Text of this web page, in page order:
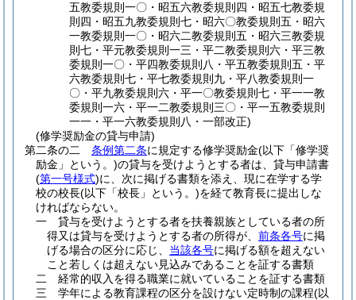
五教委規則一〇・昭五六教委規則四・昭五七教委規
則四・昭五九教委規則七・昭六〇教委規則五・昭六
一教委規則一〇・昭六二教委規則五・昭六三教委規
則七・平元教委規則一三・平二教委規則六・平三教
委規則一〇・平四教委規則八・平五教委規則五・平
六教委規則七・平七教委規則九・平八教委規則一
〇・平九教委規則六・平一〇教委規則七・平一一教
委規則一六・平一二教委規則三〇・平一五教委規則
一一・平一六教委規則八・一部改正)
(修学奨励金の貸与申請)
第二条の二
条例第二条に規定する修学奨励金(以下「修学奨
励金」という。)の貸与を受けようとする者は、貸与申請書
(第一号様式)に、次に掲げる書類を添え、現に在学する学
校の校長(以下「校長」という。)を経て教育長に提出しな
ければならない。
一
貸与を受けようとする者を扶養親族としている者の所
得又は貸与を受けようとする者の所得が、 前条各号に掲
げる場合の区分に応じ、 当該各号に掲げる額を超えない
こと若しくは超えない見込みであることを証する書類
二
経常的収入を得る職業に就いていることを証する書類
三
学年による教育課程の区分を設けない定時制の課程(以